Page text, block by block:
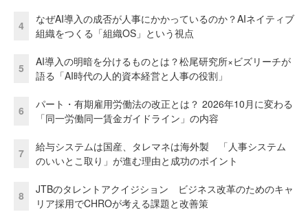
4
なぜAI導入の成否が人事にかかっているのか？AIネイティブ
組織をつくる「組織OS」という視点
5
AI導入の明暗を分けるものとは？松尾研究所×ビズリーチが
語る「AI時代の人的資本経営と人事の役割」
6
パート・有期雇用労働法の改正とは？ 2026年10月に変わる
「同一労働同一賃金ガイドライン」の内容
7
給与システムは国産、タレマネは海外製 「人事システム
のいいとこ取り」が進む理由と成功のポイント
8
JTBのタレントアクイジション ビジネス改革のためのキャ
リア採用でCHROが考える課題と改善策